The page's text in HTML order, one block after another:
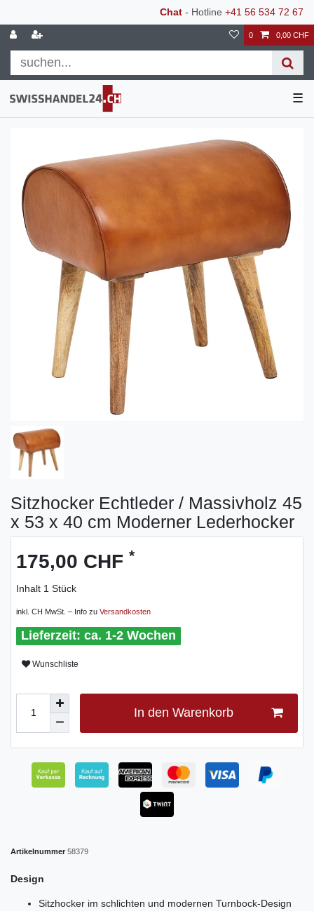
Chat - Hotline +41 56 534 72 67
0 0,00 CHF
☰
Sitzhocker Echtleder / Massivholz 45
x 53 x 40 cm Moderner Lederhocker
175,00 CHF *
Inhalt 1 Stück
inkl. CH MwSt. – Info zu Versandkosten
ca. 1-2 Wochen
Wunschliste
In den Warenkorb
Artikelnummer 58379
Design
Sitzhocker im schlichten und modernen Turnbock-Design